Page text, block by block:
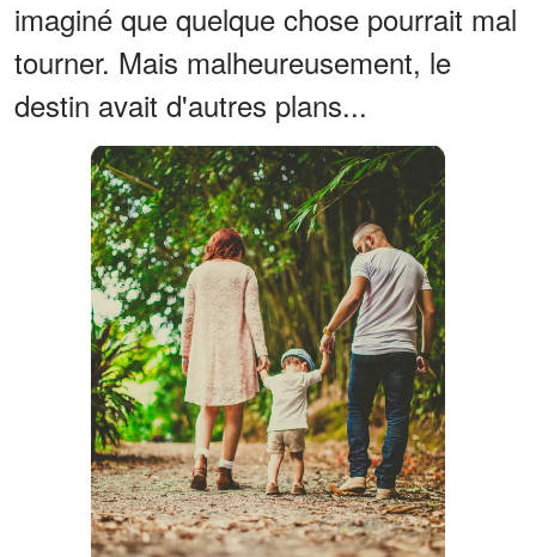
imaginé que quelque chose pourrait mal
tourner. Mais malheureusement, le
destin avait d'autres plans...